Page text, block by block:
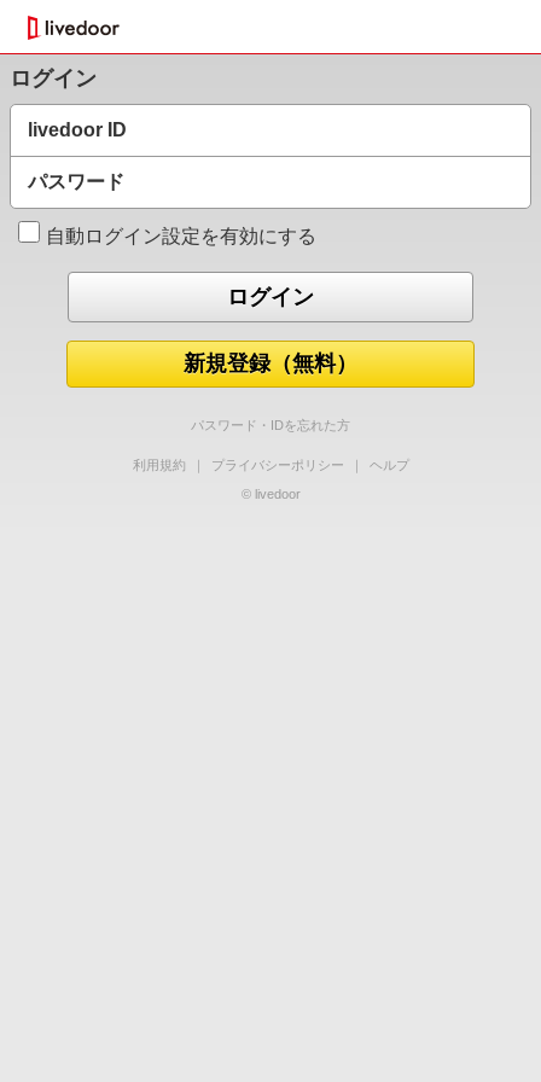
ログイン
livedoor ID
パスワード
自動ログイン設定を有効にする
新規登録（無料）
パスワード・IDを忘れた方
利用規約 ｜ プライバシーポリシー ｜
ヘルプ
© livedoor